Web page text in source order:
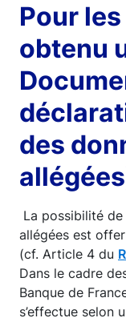
Pour
obtenu
des
La possibilité
allégées est
(cf. Article 4 du
Dans le cadre
Banque de
s’effectue selon